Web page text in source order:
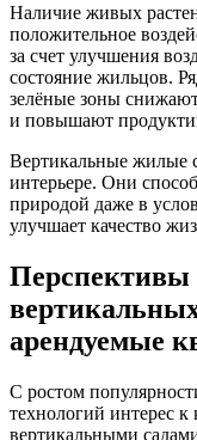
Наличие живых
положительное
за счет улучшения
состояние жильцов.
зелёные зоны
и повышают
Вертикальные жилые
интерьере. Они
природой даже в
улучшает качество
Перспективы
арендуемые
С ростом
технологий интерес
вертикальными